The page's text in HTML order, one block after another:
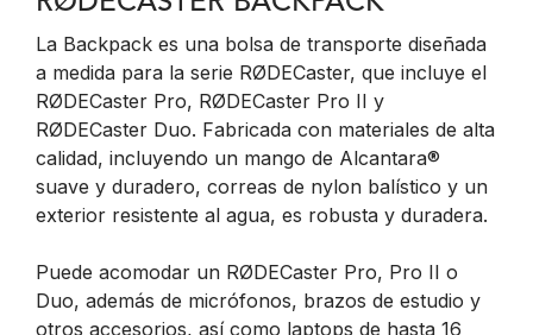
La Backpack es una bolsa de transporte diseñada
a medida para la serie RØDECaster, que incluye el
RØDECaster Pro, RØDECaster Pro II y
RØDECaster Duo. Fabricada con materiales de alta
calidad, incluyendo un mango de Alcantara®
suave y duradero, correas de nylon balístico y un
exterior resistente al agua, es robusta y duradera.
Puede acomodar un RØDECaster Pro, Pro II o
Duo, además de micrófonos, brazos de estudio y
otros accesorios, así como laptops de hasta 16